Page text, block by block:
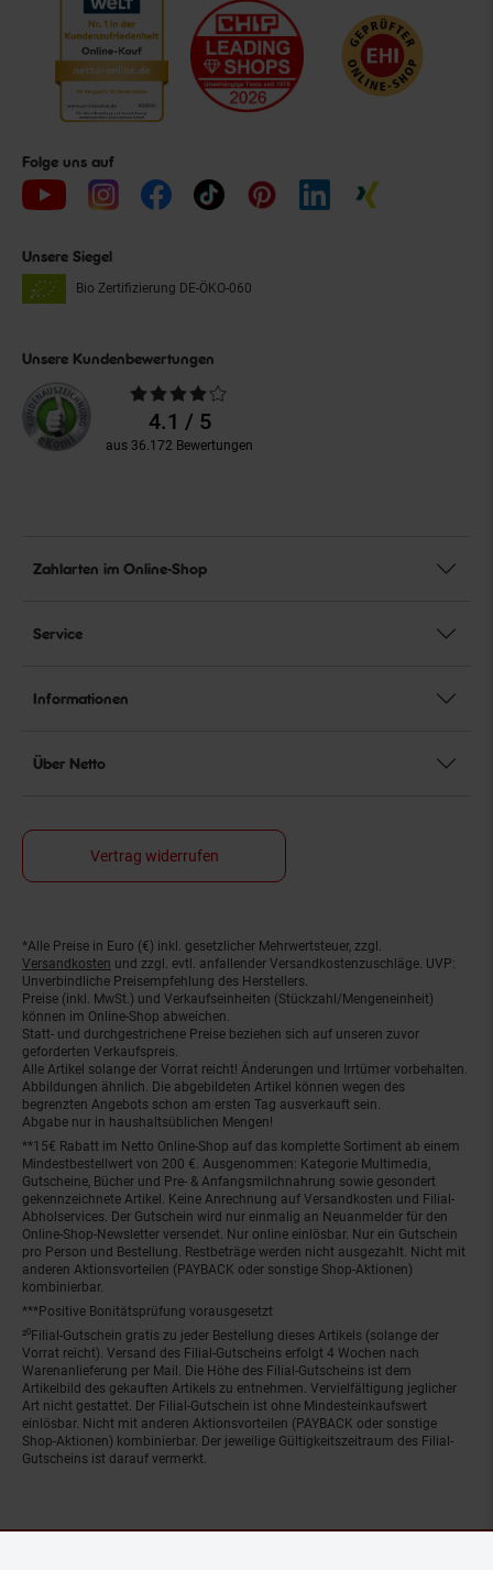
Folge uns auf
Unsere Siegel
Bio Zertifizierung DE-ÖKO-060
Unsere Kundenbewertungen
Durchschnittliche
Bewertungen4.1 / 5
aus 36.172 Bewertungen
Zahlarten im Online-Shop
Service
Informationen
Über Netto
Vertrag widerrufen
Fußnoten
*Alle Preise in Euro (€) inkl. gesetzlicher Mehrwertsteuer, zzgl.
Versandkosten und zzgl. evtl. anfallender Versandkostenzuschläge. UVP:
Unverbindliche Preisempfehlung des Herstellers.
Preise (inkl. MwSt.) und Verkaufseinheiten (Stückzahl/Mengeneinheit)
können im Online-Shop abweichen.
Statt- und durchgestrichene Preise beziehen sich auf unseren zuvor
geforderten Verkaufspreis.
Alle Artikel solange der Vorrat reicht! Änderungen und Irrtümer vorbehalten.
Abbildungen ähnlich. Die abgebildeten Artikel können wegen des
begrenzten Angebots schon am ersten Tag ausverkauft sein.
Abgabe nur in haushaltsüblichen Mengen!
**15€ Rabatt im Netto Online-Shop auf das komplette Sortiment ab einem
Mindestbestellwert von 200 €. Ausgenommen: Kategorie Multimedia,
Gutscheine, Bücher und Pre- & Anfangsmilchnahrung sowie gesondert
gekennzeichnete Artikel. Keine Anrechnung auf Versandkosten und Filial-
Abholservices. Der Gutschein wird nur einmalig an Neuanmelder für den
Online-Shop-Newsletter versendet. Nur online einlösbar. Nur ein Gutschein
pro Person und Bestellung. Restbeträge werden nicht ausgezahlt. Nicht mit
anderen Aktionsvorteilen (PAYBACK oder sonstige Shop-Aktionen)
kombinierbar.
***Positive Bonitätsprüfung vorausgesetzt
²⁰Filial-Gutschein gratis zu jeder Bestellung dieses Artikels (solange der
Vorrat reicht). Versand des Filial-Gutscheins erfolgt 4 Wochen nach
Warenanlieferung per Mail. Die Höhe des Filial-Gutscheins ist dem
Artikelbild des gekauften Artikels zu entnehmen. Vervielfältigung jeglicher
Art nicht gestattet. Der Filial-Gutschein ist ohne Mindesteinkaufswert
einlösbar. Nicht mit anderen Aktionsvorteilen (PAYBACK oder sonstige
Shop-Aktionen) kombinierbar. Der jeweilige Gültigkeitszeitraum des Filial-
Gutscheins ist darauf vermerkt.